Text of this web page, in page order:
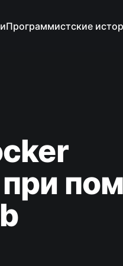
Программистские
при